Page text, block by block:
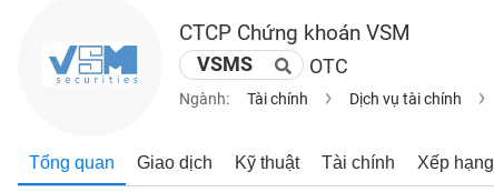
CTCP Chứng khoán VSM
VSMS OTC
Ngành: Tài chính Dịch vụ tài chính
Tổng quan Giao dịch Kỹ thuật Tài chính Xếp hạng
CHỨNG
KHOÁN
NGHIỆP